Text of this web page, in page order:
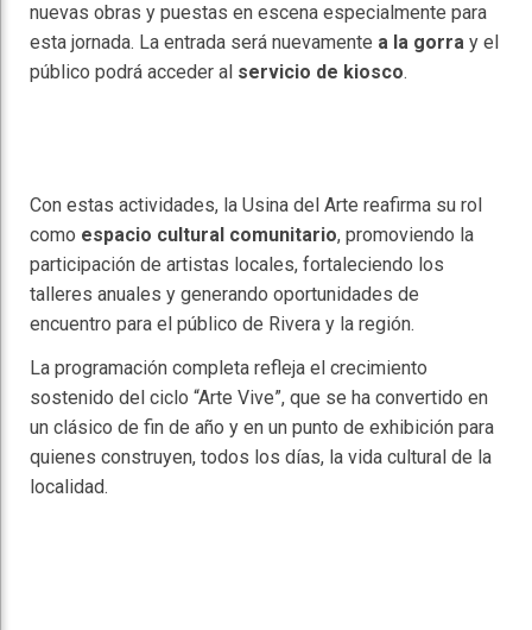
nuevas obras y puestas en escena especialmente para
esta jornada. La entrada será nuevamente a la gorra y el
público podrá acceder al servicio de kiosco.
Con estas actividades, la Usina del Arte reafirma su rol
como espacio cultural comunitario, promoviendo la
participación de artistas locales, fortaleciendo los
talleres anuales y generando oportunidades de
encuentro para el público de Rivera y la región.
La programación completa refleja el crecimiento
sostenido del ciclo “Arte Vive”, que se ha convertido en
un clásico de fin de año y en un punto de exhibición para
quienes construyen, todos los días, la vida cultural de la
localidad.